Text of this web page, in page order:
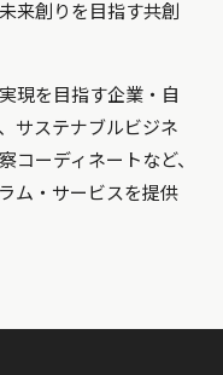
来創りを目指す共創
現を目指す企業・自
サステナブルビジネ
コーディネートなど、
ム・サービスを提供